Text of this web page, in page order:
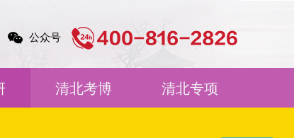
公众号
清北考博 清北专项